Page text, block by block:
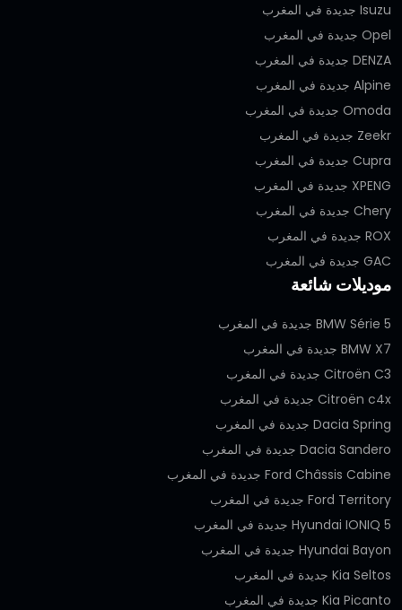
Isuzu جديدة في المغرب
Opel جديدة في المغرب
DENZA جديدة في المغرب
Alpine جديدة في المغرب
Omoda جديدة في المغرب
Zeekr جديدة في المغرب
Cupra جديدة في المغرب
XPENG جديدة في المغرب
Chery جديدة في المغرب
ROX جديدة في المغرب
GAC جديدة في المغرب
موديلات شائعة
BMW Série 5 جديدة في المغرب
BMW X7 جديدة في المغرب
Citroën C3 جديدة في المغرب
Citroën c4x جديدة في المغرب
Dacia Spring جديدة في المغرب
Dacia Sandero جديدة في المغرب
Ford Châssis Cabine جديدة في المغرب
Ford Territory جديدة في المغرب
Hyundai IONIQ 5 جديدة في المغرب
Hyundai Bayon جديدة في المغرب
Kia Seltos جديدة في المغرب
Kia Picanto جديدة في المغرب